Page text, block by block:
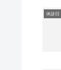
休診日